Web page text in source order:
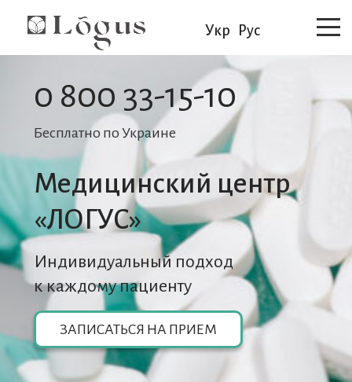
Укр Рус
0 800 33-15-10
Бесплатно по Украине
Медицинский центр
«ЛОГУС»
Индивидуальный подход
к каждому пациенту
ЗАПИСАТЬСЯ НА ПРИЕМ